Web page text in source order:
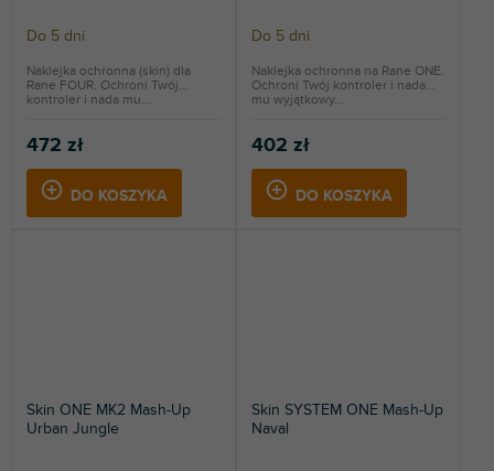
Do 5 dni
472 zł
DO KOSZYKA
Naklejka ochronna (skin) dla
Rane FOUR. Ochroni Twój
kontroler i nada mu...
Do 5 dni
402 zł
DO KOSZYKA
Naklejka ochronna na Rane ONE.
Ochroni Twój kontroler i nada
mu wyjątkowy...
Skin ONE MK2 Mash-Up
Urban Jungle
Skin SYSTEM ONE Mash-Up
Naval